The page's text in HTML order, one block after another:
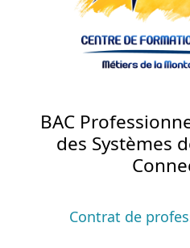
BAC
des Systèmes
Contrat de